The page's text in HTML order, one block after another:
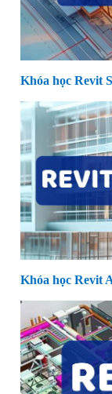
Khóa học Revit
Khóa học Revit